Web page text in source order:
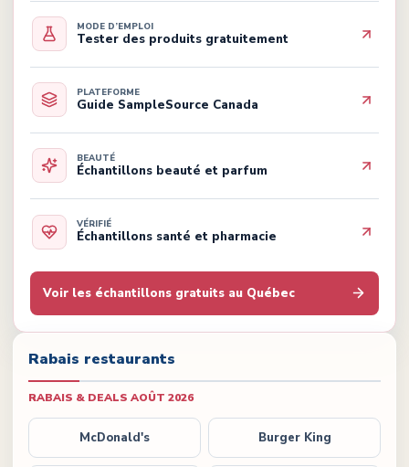
MODE D’EMPLOI
Tester des produits gratuitement
PLATEFORME
Guide SampleSource Canada
BEAUTÉ
Échantillons beauté et parfum
VÉRIFIÉ
Échantillons santé et pharmacie
Voir les échantillons gratuits au Québec
Rabais restaurants
RABAIS & DEALS AOÛT 2026
McDonald's Burger King